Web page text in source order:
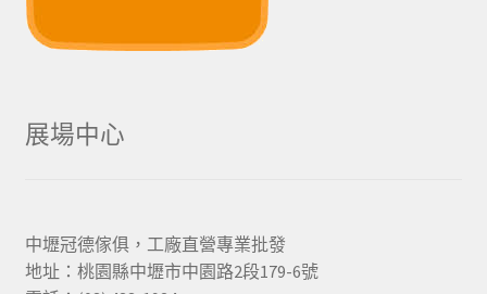
展場中心
中壢冠德傢俱，工廠直營專業批發
地址：桃園縣中壢市中園路2段179-6號